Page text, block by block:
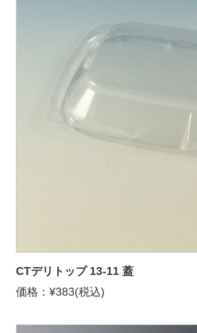
CTデリトップ 13-11 蓋
価格：¥383(税込)